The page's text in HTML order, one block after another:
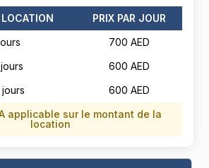
LOCATION
PRIX PAR JOUR
700 AED
600 AED
jours
600 AED
applicable sur le montant de la
location